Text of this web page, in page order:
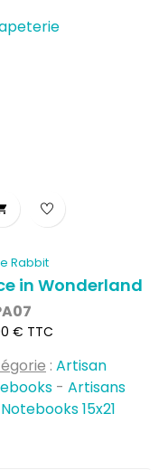
Rabbit
in Wonderland
€ TTC
: Artisan
- Artisans
15x21